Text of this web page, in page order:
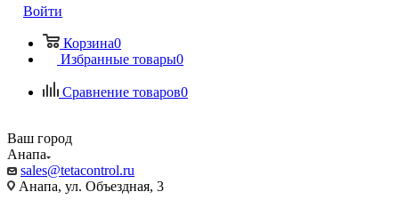
Войти
Корзина0
Избранные товары0
Сравнение товаров0
Ваш город
Анапа
sales@tetacontrol.ru
Анапа, ул. Объездная, 3